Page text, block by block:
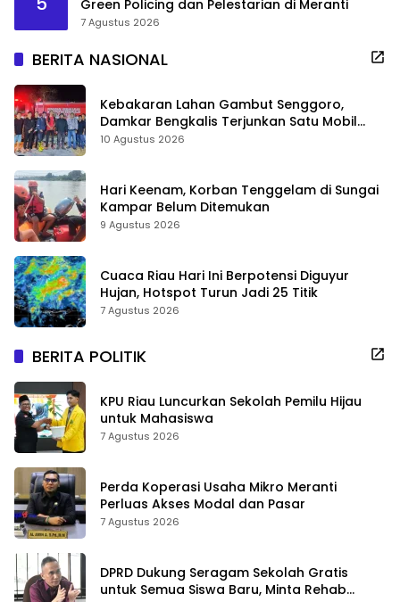
Green Policing dan Pelestarian di Meranti
7 Agustus 2026
BERITA NASIONAL
Kebakaran Lahan Gambut Senggoro,
Damkar Bengkalis Terjunkan Satu Mobil
Pemadam
10 Agustus 2026
Hari Keenam, Korban Tenggelam di Sungai
Kampar Belum Ditemukan
9 Agustus 2026
Cuaca Riau Hari Ini Berpotensi Diguyur
Hujan, Hotspot Turun Jadi 25 Titik
7 Agustus 2026
BERITA POLITIK
KPU Riau Luncurkan Sekolah Pemilu Hijau
untuk Mahasiswa
7 Agustus 2026
Perda Koperasi Usaha Mikro Meranti
Perluas Akses Modal dan Pasar
7 Agustus 2026
DPRD Dukung Seragam Sekolah Gratis
untuk Semua Siswa Baru, Minta Rehab